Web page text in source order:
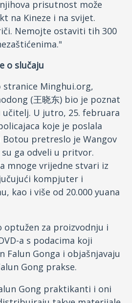
prisutnost može
na Kineze i na svijet.
Nemojte ostaviti tih 300
o slučaju
stranice Minghui.org,
(王晓东) bio je poznat
učitelj. U jutro, 25. februara
koje je poslala
pretreslo je Wangov
ga odveli u pritvor.
mnoge vrijedne stvari iz
kompjuter i
kao i više od 20.000 yuana
optužen za proizvodnju i
a s podacima koji
Falun Gonga i objašnjavaju
Gong prakse.
Gong praktikanti i oni